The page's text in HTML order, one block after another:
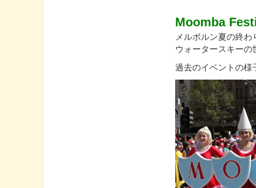
Moomba
メルボルン夏の終
ウォータースキーの
過去のイベントの様